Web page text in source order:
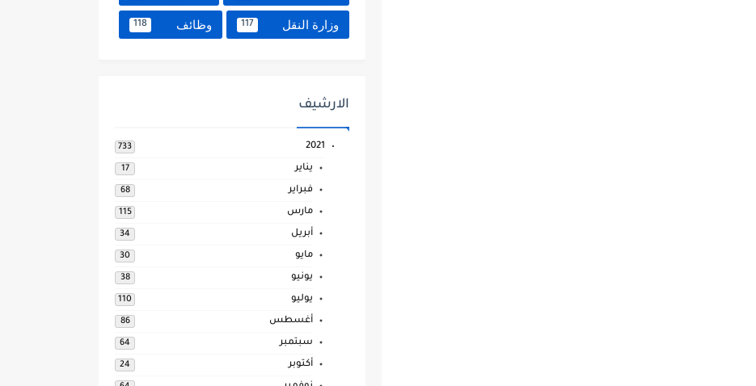
وزارة النقل 117 وظائف 118
الارشيف
2021
733
يناير 17
فبراير 68
مارس 115
أبريل 34
مايو 30
يونيو 38
يوليو 110
أغسطس 86
سبتمبر 64
أكتوبر 24